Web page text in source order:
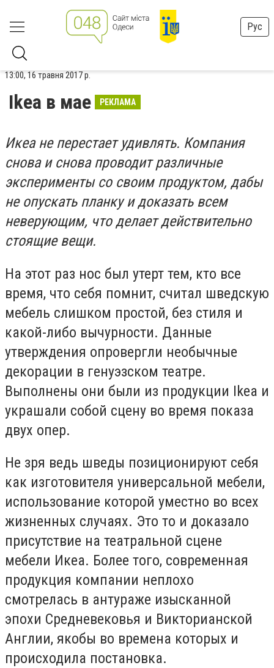
Рус
13:00, 16 травня 2017 р.
Ikea в мае РЕКЛАМА
Икеа не перестает удивлять. Компания
снова и снова проводит различные
эксперименты со своим продуктом, дабы
не опускать планку и доказать всем
неверующим, что делает действительно
стоящие вещи.
На этот раз нос был утерт тем, кто все
время, что себя помнит, считал шведскую
мебель слишком простой, без стиля и
какой-либо вычурности. Данные
утверждения опровергли необычные
декорации в генуэзском театре.
Выполнены они были из продукции Ikea и
украшали собой сцену во время показа
двух опер.
Не зря ведь шведы позиционируют себя
как изготовителя универсальной мебели,
использование которой уместно во всех
жизненных случаях. Это то и доказало
присутствие на театральной сцене
мебели Икеа. Более того, современная
продукция компании неплохо
смотрелась в антураже изысканной
эпохи Средневековья и Викторианской
Англии, якобы во времена которых и
происходила постановка.